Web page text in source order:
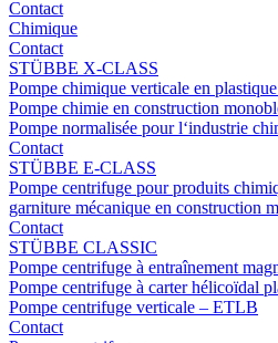
Contact
Chimique
Contact
STÜBBE X-CLASS
Pompe chimique verticale en
Pompe chimie en construction
Pompe normalisée pour l‘industrie
Contact
STÜBBE E-CLASS
Pompe centrifuge pour produits
garniture mécanique en construction
Contact
STÜBBE CLASSIC
Pompe centrifuge à entraînement
Pompe centrifuge à carter hélicoïdal
Pompe centrifuge verticale – ETLB
Contact